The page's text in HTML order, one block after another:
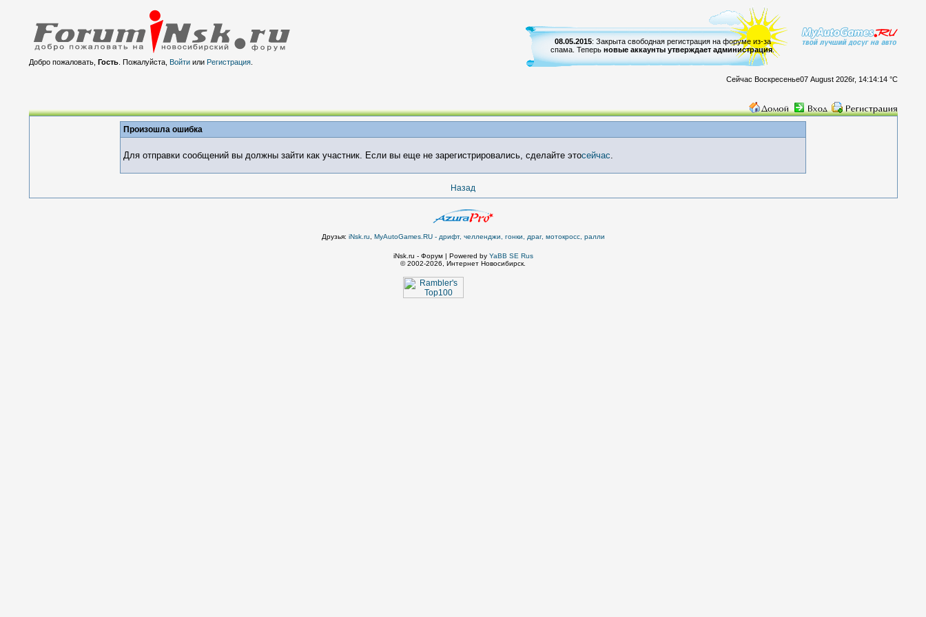
08.05.2015: Закрыта свободная регистрация на форуме из-за
спама. Теперь новые аккаунты утверждает администрация.
Добро пожаловать, Гость. Пожалуйста, Войтиили Регистрация.
Сейчас Воскресенье07 August 2026г, 14:14:14 °C
Произошла ошибка
Для отправки сообщений вы должны зайти как участник. Если вы еще не зарегистрировались, сделайте этосейчас.
Назад
Друзья: iNsk.ru MyAutoGames.RU - дрифт, челленджи, гонки, драг, мотокросс, ралли
iNsk.ru - Форум | Powered by YaBB SE Rus
© 2002-2026, Интернет Новосибирск.